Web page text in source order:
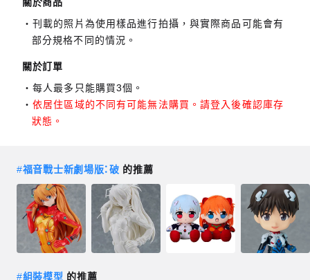
刊載的照片為使用樣品進行拍攝，與實際商品可能會有
部分規格不同的情況。
關於訂單
每人最多只能購買3個。
依居住區域的不同有可能無法購買。請登入後確認庫存
狀態。
#福音戰士新劇場版：破 的推薦
#組裝模型 的推薦